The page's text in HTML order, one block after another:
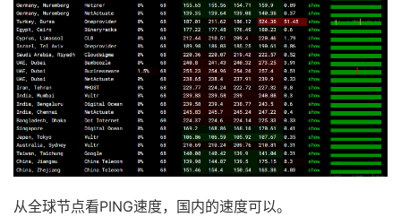
从全球节点看PING速度，国内的速度可以。